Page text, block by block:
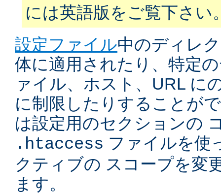
には英語版をご覧下さい
設定ファイル中のディレ
体に適用されたり、特定
ァイル、ホスト、URL に
に制限したりすることが
は設定用のセクションの
.htaccess ファイルを使
クティブの スコープを変
ます。